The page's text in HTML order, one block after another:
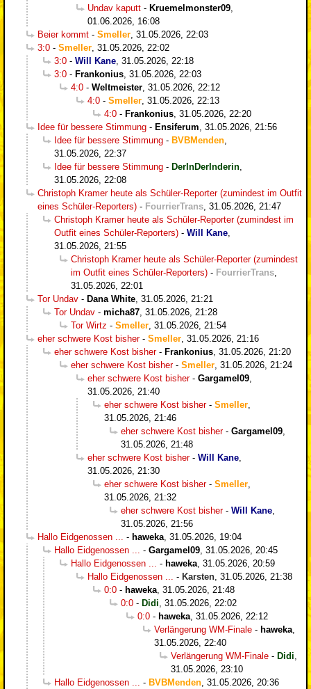
Undav kaputt - Kruemelmonster09
01.06.2026, 16:08
Beier kommt - Smeller 31.05.2026, 22:03
3:0 - Smeller 31.05.2026, 22:02
3:0 - Will Kane 31.05.2026, 22:18
3:0 - Frankonius 31.05.2026, 22:03
4:0 - Weltmeister 31.05.2026, 22:12
4:0 - Smeller 31.05.2026, 22:13
4:0 - Frankonius 31.05.2026, 22:20
Idee für bessere Stimmung - Ensiferum 31.05.2026, 21:56
Idee für bessere Stimmung - BVBMenden
31.05.2026, 22:37
Idee für bessere Stimmung - DerInDerInderin
31.05.2026, 22:08
Christoph Kramer heute als Schüler-Reporter (zumindest im Outfit
eines Schüler-Reporters) - FourrierTrans 31.05.2026, 21:47
Christoph Kramer heute als Schüler-Reporter (zumindest im
Outfit eines Schüler-Reporters) - Will Kane
31.05.2026, 21:55
Christoph Kramer heute als Schüler-Reporter (zumindest
im Outfit eines Schüler-Reporters) - FourrierTrans
31.05.2026, 22:01
Tor Undav - Dana White 31.05.2026, 21:21
Tor Undav - micha87 31.05.2026, 21:28
Tor Wirtz - Smeller 31.05.2026, 21:54
eher schwere Kost bisher- Smeller 31.05.2026, 21:16
eher schwere Kost bisher- Frankonius 31.05.2026, 21:20
eher schwere Kost bisher- Smeller 31.05.2026, 21:24
eher schwere Kost bisher- Gargamel09
31.05.2026, 21:40
eher schwere Kost bisher- Smeller
31.05.2026, 21:46
eher schwere Kost bisher- Gargamel09
31.05.2026, 21:48
eher schwere Kost bisher- Will Kane
31.05.2026, 21:30
eher schwere Kost bisher- Smeller
31.05.2026, 21:32
eher schwere Kost bisher- Will Kane
31.05.2026, 21:56
Hallo Eidgenossen ...
- haweka 31.05.2026, 19:04
Hallo Eidgenossen ...
- Gargamel09 31.05.2026, 20:45
Hallo Eidgenossen ...
- haweka 31.05.2026, 20:59
Hallo Eidgenossen ...
- Karsten 31.05.2026, 21:38
0:0 - haweka 31.05.2026, 21:48
0:0 - Didi 31.05.2026, 22:02
0:0 - haweka 31.05.2026, 22:12
Verlängerung WM-Finale - haweka
31.05.2026, 22:40
Verlängerung WM-Finale - Didi
31.05.2026, 23:10
Hallo Eidgenossen ...
- BVBMenden 31.05.2026, 20:36